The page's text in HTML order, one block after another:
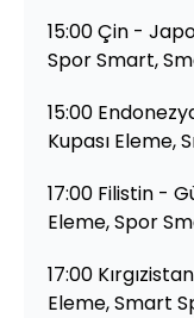
15:00 Çin -
Spor Smart,
15:00
Kupası Eleme,
17:00 Filistin -
Eleme, Spor
17:00
Eleme, Smart